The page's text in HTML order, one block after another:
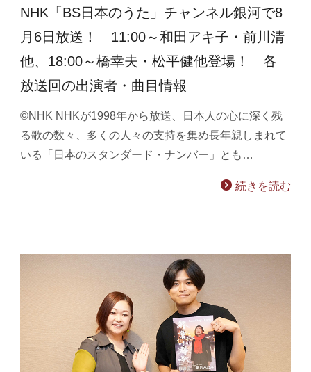
NHK「BS日本のうた」チャンネル銀河で8
月6日放送！ 11:00～和田アキ子・前川清
他、18:00～橋幸夫・松平健他登場！ 各
放送回の出演者・曲目情報
©NHK NHKが1998年から放送、日本人の心に深く残
る歌の数々、多くの人々の支持を集め長年親しまれて
いる「日本のスタンダード・ナンバー」とも…
続きを読む